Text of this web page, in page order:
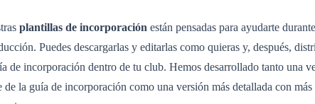
plantillas de incorporación están pensadas para ayudarte
Puedes descargarlas y editarlas como quieras y, después,
de incorporación dentro de tu club. Hemos desarrollado tanto una
de la guía de incorporación como una versión más detallada con más